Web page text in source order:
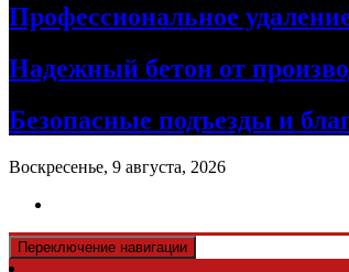
Профессиональное
Надежный бетон от
Безопасные подъезды и
Воскресенье, 9 августа, 2026
Переключение навигации